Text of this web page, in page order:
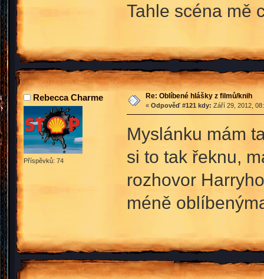
Tahle scéna mě
Rebecca Charme
Příspěvků: 74
Re: Oblíbené hlášky z filmů/knih
« Odpověď #121 kdy: Září 29, 2012,
Myslánku mám
si to tak řeknu,
rozhovor
méně